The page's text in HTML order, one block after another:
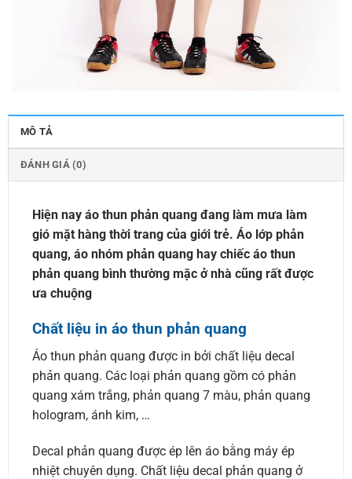
MÔ TẢ
ĐÁNH GIÁ (0)
Hiện nay áo thun phản quang đang làm mưa làm
gió mặt hàng thời trang của giới trẻ. Áo lớp phản
quang, áo nhóm phản quang hay chiếc áo thun
phản quang bình thường mặc ở nhà cũng rất được
ưa chuộng
Chất liệu in áo thun phản quang
Áo thun phản quang được in bởi chất liệu decal
phản quang. Các loại phản quang gồm có phản
quang xám trắng, phản quang 7 màu, phản quang
hologram, ánh kim, …
Decal phản quang được ép lên áo bằng máy ép
nhiệt chuyên dụng. Chất liệu decal phản quang ở